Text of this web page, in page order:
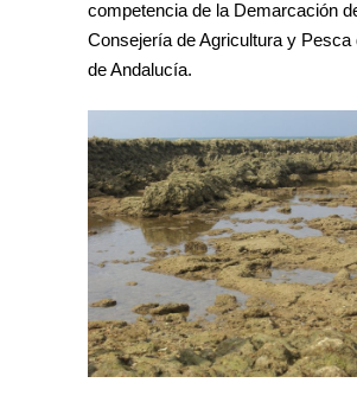
competencia de la Demarcación
Consejería de Agricultura y Pesca
de Andalucía.